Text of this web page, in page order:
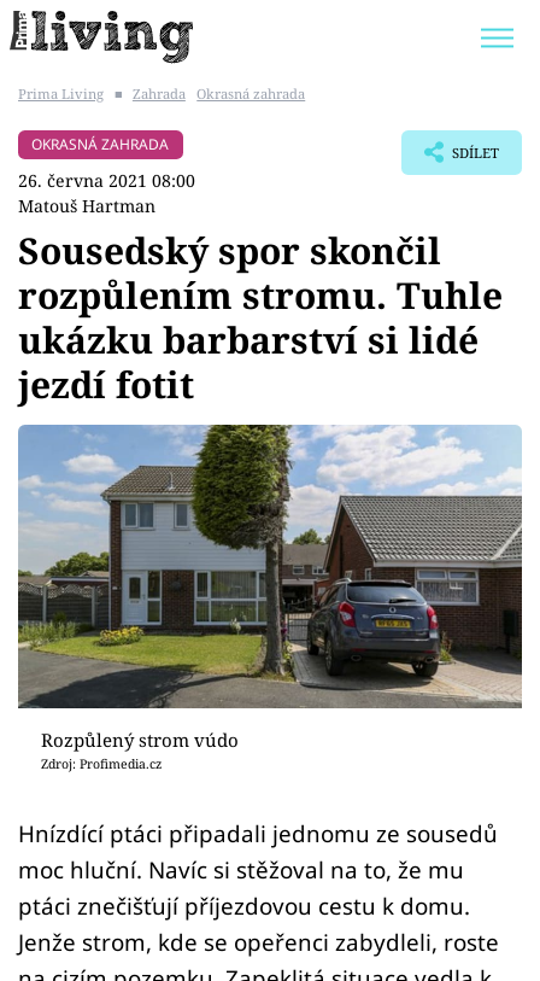
BYDLENÍ SLAVNÝCH
Témata
Bydlení
Zahrada
Design
Sledujte prima+
Přihlášení
Sledujte nás
Prima Living ■ Zahrada Okrasná zahrada
OKRASNÁ ZAHRADA
26. června 2021 08:00
Matouš Hartman
SDÍLET
Sousedský spor skončil
rozpůlením stromu. Tuhle
ukázku barbarství si lidé
jezdí fotit
Rozpůlený strom vúdo
Zdroj: Profimedia.cz
Hnízdící ptáci připadali jednomu ze sousedů
moc hluční. Navíc si stěžoval na to, že mu
ptáci znečišťují příjezdovou cestu k domu.
Jenže strom, kde se opeřenci zabydleli, roste